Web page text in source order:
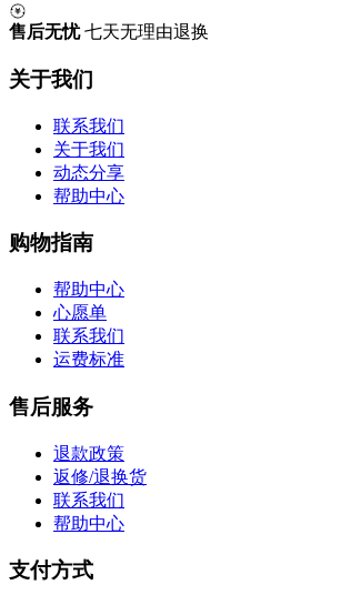
售后无忧 七天无理由退换
关于我们
联系我们
关于我们
动态分享
帮助中心
购物指南
帮助中心
心愿单
联系我们
运费标准
售后服务
退款政策
返修/退换货
联系我们
帮助中心
支付方式